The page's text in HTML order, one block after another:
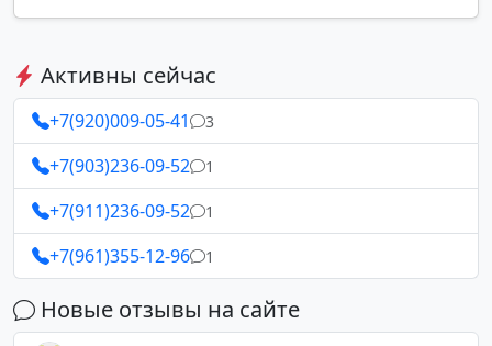
Активны сейчас
+7(920)009-05-41 3
+7(903)236-09-52 1
+7(911)236-09-52 1
+7(961)355-12-96 1
Новые отзывы на сайте